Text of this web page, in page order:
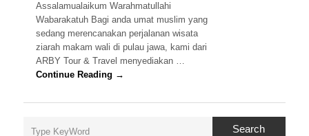
Assalamualaikum Warahmatullahi
Wabarakatuh Bagi anda umat muslim yang
sedang merencanakan perjalanan wisata
ziarah makam wali di pulau jawa, kami dari
ARBY Tour & Travel menyediakan …
Continue Reading →
Search